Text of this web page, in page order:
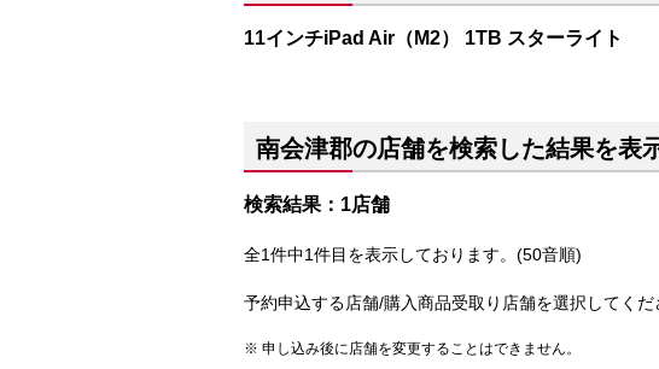
11インチiPad Air（M2） 1TB スターライト
南会津郡の店舗を検索した結果を表
検索結果：1店舗
全1件中1件目を表示しております。(50音順)
予約申込する店舗/購入商品受取り店舗を選択してくだ
申し込み後に店舗を変更することはできません。